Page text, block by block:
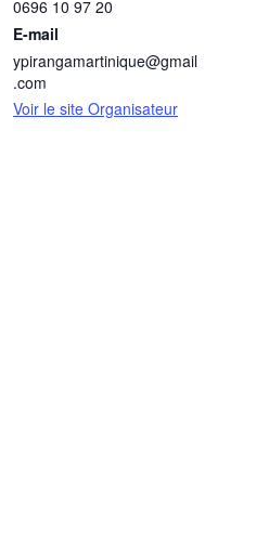
0696 10 97 20
E-mail
ypirangamartinique@gmail
.com
Voir le site Organisateur